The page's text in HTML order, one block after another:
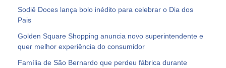
Sodiê Doces lança bolo inédito para celebrar o Dia dos
Pais
Golden Square Shopping anuncia novo superintendente e
quer melhor experiência do consumidor
Família de São Bernardo que perdeu fábrica durante